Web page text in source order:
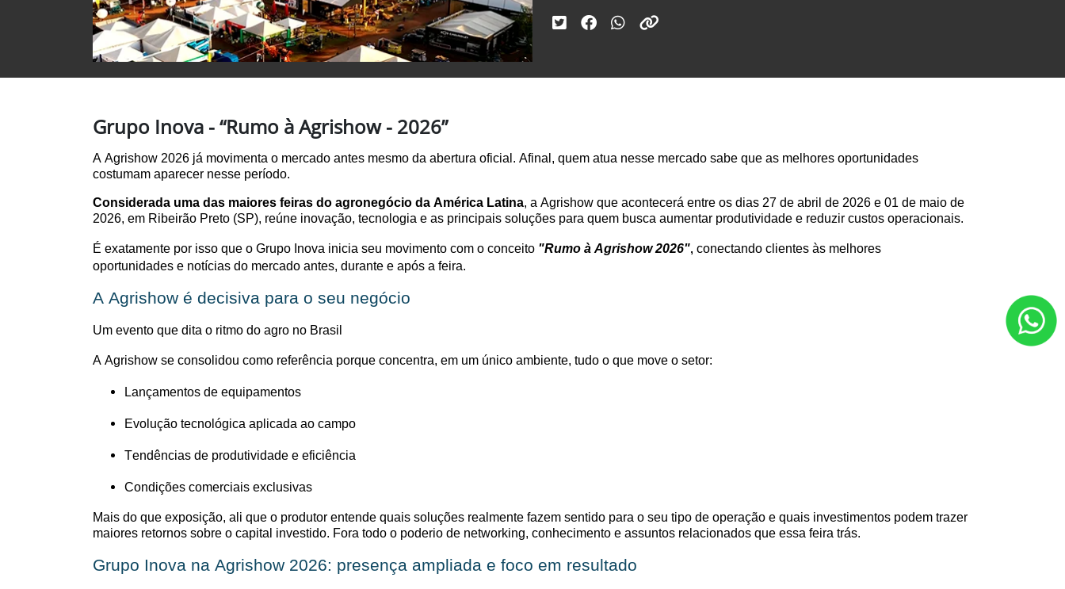
Grupo Inova - “Rumo à Agrishow - 2026”
A Agrishow 2026 já movimenta o mercado antes mesmo da abertura oficial. Afinal, quem atua nesse mercado sabe que as melhores oportunidades
costumam aparecer nesse período.
Considerada uma das maiores feiras do agronegócio da América Latina, a Agrishow que acontecerá entre os dias 27 de abril de 2026 e 01 de maio de
2026, em Ribeirão Preto (SP), reúne inovação, tecnologia e as principais soluções para quem busca aumentar produtividade e reduzir custos operacionais.
É exatamente por isso que o Grupo Inova inicia seu movimento com o conceito "Rumo à Agrishow 2026", conectando clientes às melhores
oportunidades e notícias do mercado antes, durante e após a feira.
A Agrishow é decisiva para o seu negócio
Um evento que dita o ritmo do agro no Brasil
A Agrishow se consolidou como referência porque concentra, em um único ambiente, tudo o que move o setor:
Lançamentos de equipamentos
Evolução tecnológica aplicada ao campo
Tendências de produtividade e eficiência
Condições comerciais exclusivas
Mais do que exposição, ali que o produtor entende quais soluções realmente fazem sentido para o seu tipo de operação e quais investimentos podem trazer
maiores retornos sobre o capital investido. Fora todo o poderio de networking, conhecimento e assuntos relacionados que essa feira trás.
Grupo Inova na Agrishow 2026: presença ampliada e foco em resultado